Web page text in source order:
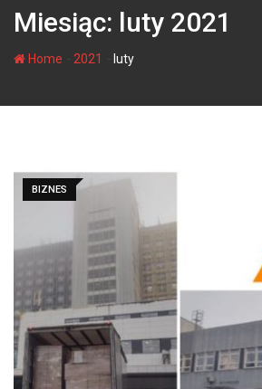
Miesiąc: luty 2021
Home 2021 luty
BIZNES